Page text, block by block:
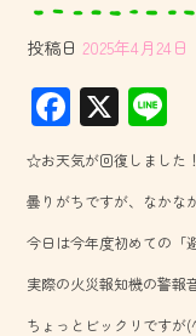
投稿日 2025年4月24日
F
ac
e
b
o
ok
X
ne
☆お天気が回復しました！
曇りがちですが、なかな
今日は今年度初めての「
実際の火災報知機の警報
ちょっとビックリですが